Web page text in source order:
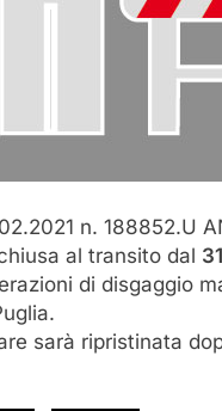
n. 188852.U
al transito dal
di disgaggio
sarà ripristinata